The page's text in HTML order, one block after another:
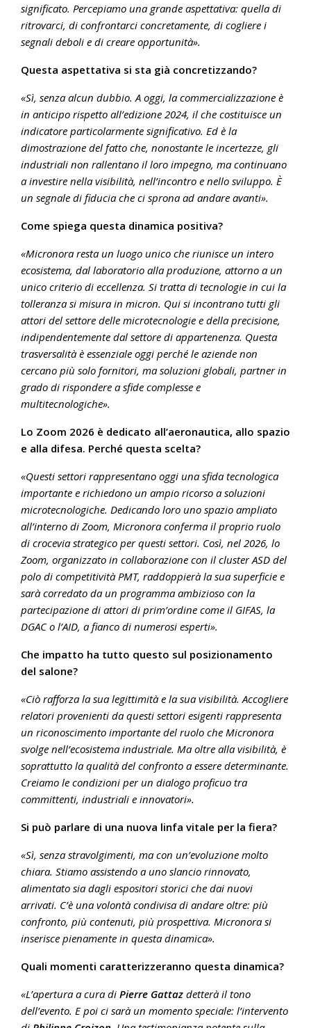
significato. Percepiamo una grande aspettativa: quella di
ritrovarci, di confrontarci concretamente, di cogliere i
segnali deboli e di creare opportunità».
Questa aspettativa si sta già concretizzando?
«Sì, senza alcun dubbio. A oggi, la commercializzazione è
in anticipo rispetto all’edizione 2024, il che costituisce un
indicatore particolarmente significativo. Ed è la
dimostrazione del fatto che, nonostante le incertezze, gli
industriali non rallentano il loro impegno, ma continuano
a investire nella visibilità, nell’incontro e nello sviluppo. È
un segnale di fiducia che ci sprona ad andare avanti».
Come spiega questa dinamica positiva?
«Micronora resta un luogo unico che riunisce un intero
ecosistema, dal laboratorio alla produzione, attorno a un
unico criterio di eccellenza. Si tratta di tecnologie in cui la
tolleranza si misura in micron. Qui si incontrano tutti gli
attori del settore delle microtecnologie e della precisione,
indipendentemente dal settore di appartenenza. Questa
trasversalità è essenziale oggi perché le aziende non
cercano più solo fornitori, ma soluzioni globali, partner in
grado di rispondere a sfide complesse e
multitecnologiche».
Lo Zoom 2026 è dedicato all’aeronautica, allo spazio
e alla difesa. Perché questa scelta?
«Questi settori rappresentano oggi una sfida tecnologica
importante e richiedono un ampio ricorso a soluzioni
microtecnologiche. Dedicando loro uno spazio ampliato
all’interno di Zoom, Micronora conferma il proprio ruolo
di crocevia strategico per questi settori. Così, nel 2026, lo
Zoom, organizzato in collaborazione con il cluster ASD del
polo di competitività PMT, raddoppierà la sua superficie e
sarà corredato da un programma ambizioso con la
partecipazione di attori di prim’ordine come il GIFAS, la
DGAC o l’AID, a fianco di numerosi esperti».
Che impatto ha tutto questo sul posizionamento
del salone?
«Ciò rafforza la sua legittimità e la sua visibilità. Accogliere
relatori provenienti da questi settori esigenti rappresenta
un riconoscimento importante del ruolo che Micronora
svolge nell’ecosistema industriale. Ma oltre alla visibilità, è
soprattutto la qualità del confronto a essere determinante.
Creiamo le condizioni per un dialogo proficuo tra
committenti, industriali e innovatori».
Si può parlare di una nuova linfa vitale per la fiera?
«Sì, senza stravolgimenti, ma con un’evoluzione molto
chiara. Stiamo assistendo a uno slancio rinnovato,
alimentato sia dagli espositori storici che dai nuovi
arrivati. C’è una volontà condivisa di andare oltre: più
confronto, più contenuti, più prospettiva. Micronora si
inserisce pienamente in questa dinamica».
Quali momenti caratterizzeranno questa dinamica?
«L’apertura a cura di Pierre Gattaz detterà il tono
dell’evento. E poi ci sarà un momento speciale: l’intervento